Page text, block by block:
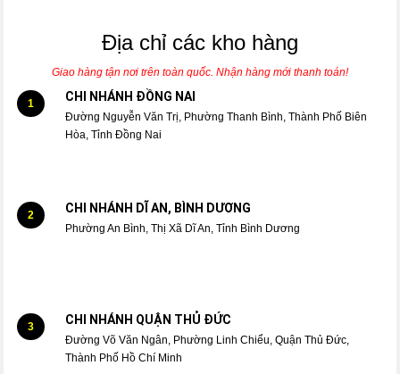
Địa chỉ các kho hàng
Giao hàng tận nơi trên toàn quốc. Nhận hàng mới thanh toán!
1 CHI NHÁNH ĐỒNG NAI
Đường Nguyễn Văn Trị, Phường Thanh Bình, Thành Phố Biên
Hòa, Tỉnh Đồng Nai
2 CHI NHÁNH DĨ AN, BÌNH DƯƠNG
Phường An Bình, Thị Xã Dĩ An, Tỉnh Bình Dương
3 CHI NHÁNH QUẬN THỦ ĐỨC
Đường Võ Văn Ngân, Phường Linh Chiểu, Quận Thủ Đức,
Thành Phố Hồ Chí Minh